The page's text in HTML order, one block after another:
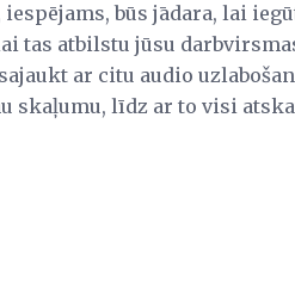
iespējams, būs jādara, lai
tas atbilstu jūsu
ar citu audio
skaļumu, līdz ar to visi